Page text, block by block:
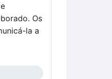
Os
la a